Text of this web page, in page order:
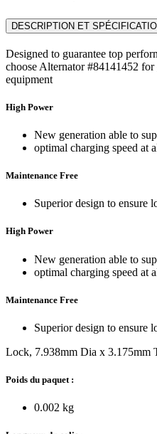
DESCRIPTION ET
Designed to guarantee top
choose Alternator #84141452
equipment
High Power
New generation able to
optimal charging speed at
Maintenance Free
Superior design to ensure
High Power
New generation able to
optimal charging speed at
Maintenance Free
Superior design to ensure
Lock, 7.938mm Dia x 3.175mm
Poids du paquet :
0.002 kg